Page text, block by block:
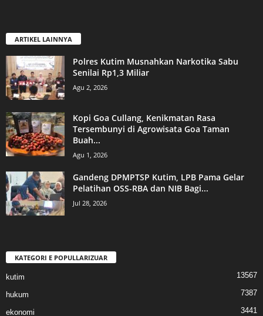
ARTIKEL LAINNYA
Polres Kutim Musnahkan Narkotika Sabu
Senilai Rp1,3 Miliar
Agu 2, 2026
Kopi Goa Cullang, Kenikmatan Rasa
Tersembunyi di Agrowisata Goa Taman
Buah...
Agu 1, 2026
Gandeng DPMPTSP Kutim, LPB Pama Gelar
Pelatihan OSS-RBA dan NIB Bagi...
Jul 28, 2026
KATEGORI E POPULLARIZUAR
kutim 13567
hukum 7387
ekonomi 3441